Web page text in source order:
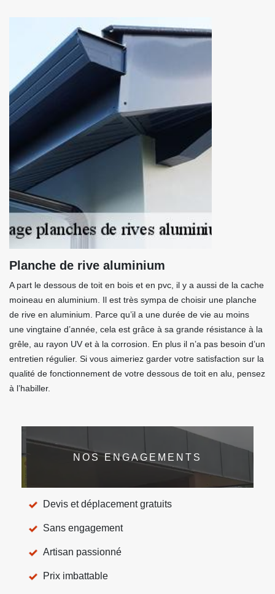
Planche de rive aluminium
A part le dessous de toit en bois et en pvc, il y a aussi de la cache
moineau en aluminium. Il est très sympa de choisir une planche
de rive en aluminium. Parce qu’il a une durée de vie au moins
une vingtaine d’année, cela est grâce à sa grande résistance à la
grêle, au rayon UV et à la corrosion. En plus il n’a pas besoin d’un
entretien régulier. Si vous aimeriez garder votre satisfaction sur la
qualité de fonctionnement de votre dessous de toit en alu, pensez
à l’habiller.
NOS ENGAGEMENTS
Devis et déplacement gratuits
Sans engagement
Artisan passionné
Prix imbattable